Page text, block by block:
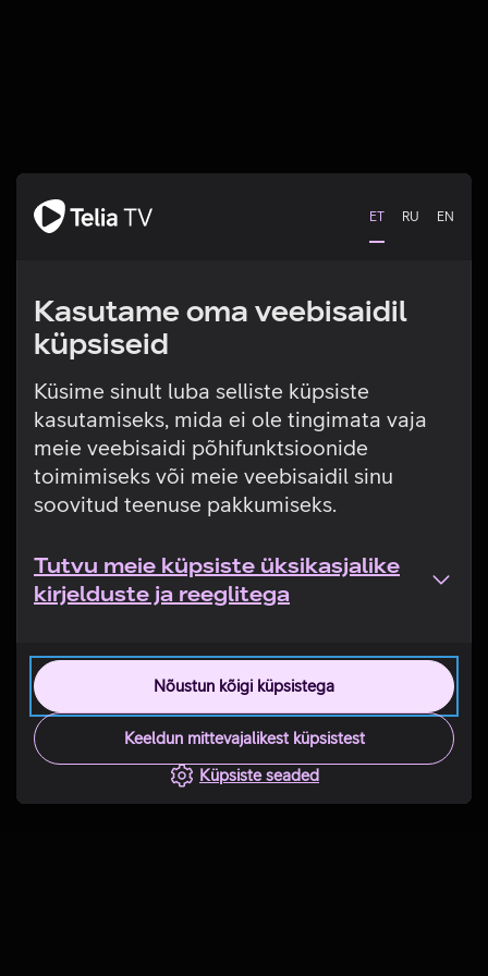
ET RU EN
Kasutame oma veebisaidil
küpsiseid
Küsime sinult luba selliste küpsiste
kasutamiseks, mida ei ole tingimata vaja
meie veebisaidi põhifunktsioonide
toimimiseks või meie veebisaidil sinu
soovitud teenuse pakkumiseks.
Tutvu meie küpsiste üksikasjalike
kirjelduste ja reeglitega
Nõustun kõigi küpsistega
Keeldun mittevajalikest küpsistest
Küpsiste seaded
Tehniline viga